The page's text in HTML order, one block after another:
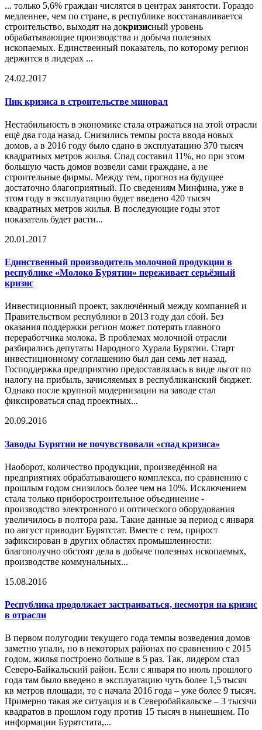
... только 5,6% граждан числятся в центрах занятости. Гораздо
медленнее, чем по стране, в республике восстанавливается
строительство, выходят на докризисный уровень
обрабатывающие производства и добыча полезных
ископаемых. Единственный показатель, по которому регион
держится в лидерах ...
24.02.2017
Пик кризиса в строительстве миновал
Нестабильность в экономике стала отражаться на этой отрасли
ещё два года назад. Снизились темпы роста ввода новых
домов, а в 2016 году было сдано в эксплуатацию 370 тысяч
квадратных метров жилья. Спад составил 11%, но при этом
большую часть домов возвели сами граждане, а не
строительные фирмы. Между тем, прогноз на будущее
достаточно благоприятный. По сведениям Минфина, уже в
этом году в эксплуатацию будет введено 420 тысяч
квадратных метров жилья. В последующие годы этот
показатель будет расти...
20.01.2017
Единственный производитель молочной продукции в
республике «Молоко Бурятии» переживает серьёзный
кризис
Инвестиционный проект, заключённый между компанией и
Правительством республики в 2013 году дал сбой. Без
оказания поддержки регион может потерять главного
переработчика молока. В проблемах молочной отрасли
разбирались депутаты Народного Хурала Бурятии. Старт
инвестиционному соглашению был дан семь лет назад.
Господдержка предприятию предоставлялась в виде льгот по
налогу на прибыль, зачисляемых в республиканский бюджет.
Однако после крупной модернизации на заводе стал
фиксироваться спад проектных...
20.09.2016
Заводы Бурятии не почувствовали «спад кризиса»
Наоборот, количество продукции, произведённой на
предприятиях обрабатывающего комплекса, по сравнению с
прошлым годом снизилось более чем на 10%. Исключением
стала только приборостроительное объединение -
производство электронного и оптического оборудования
увеличилось в полтора раза. Такие данные за период с января
по август приводит Бурятстат. Вместе с тем, прирост
зафиксирован в других областях промышленности:
благополучно обстоят дела в добыче полезных ископаемых,
производстве коммунальных...
15.08.2016
Республика продолжает застраиваться, несмотря на кризис
в отрасли
В первом полугодии текущего года темпы возведения домов
заметно упали, но в некоторых районах по сравнению с 2015
годом, жилья построено больше в 5 раз. Так, лидером стал
Северо-Байкальский район. Если с января по июль прошлого
года там было введено в эксплуатацию чуть более 1,5 тысяч
кв метров площади, то с начала 2016 года – уже более 9 тысяч.
Примерно такая же ситуация и в Северобайкальске – 3 тысячи
квадратов в прошлом году против 15 тысяч в нынешнем. По
информации Бурятстата,...